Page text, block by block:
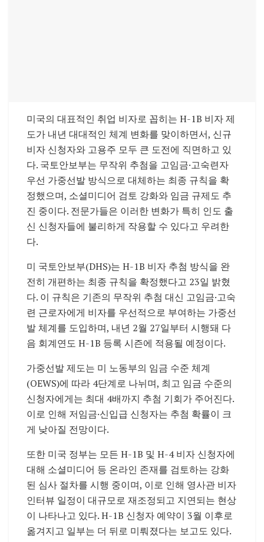
미국의 대표적인 취업 비자로 꼽히는 H-1B 비자 제
도가 내년 대대적인 체계 변화를 맞이하면서, 신규
비자 신청자와 고용주 모두 큰 도전에 직면하고 있
다. 국토안보부는 무작위 추첨을 고임금·고숙련자
우선 가중선발 방식으로 대체하는 최종 규칙을 확
정했으며, 소셜미디어 검토 강화와 임금 규제도 추
진 중이다. 전문가들은 이러한 변화가 특히 인도 출
신 신청자들에 불리하게 작용할 수 있다고 우려한
다.
미 국토안보부(DHS)는 H-1B 비자 추첨 방식을 완
전히 개편하는 최종 규칙을 확정했다고 23일 밝혔
다. 이 규칙은 기존의 무작위 추첨 대신 고임금·고숙
련 근로자에게 비자를 우선적으로 부여하는 가중선
발 체계를 도입하며, 내년 2월 27일부터 시행돼 다
음 회계연도 H-1B 등록 시즌에 적용될 예정이다.
가중선발 제도는 미 노동부의 임금 수준 체계
(OEWS)에 따라 4단계로 나뉘며, 최고 임금 수준의
신청자에게는 최대 4배까지 추첨 기회가 주어진다.
이로 인해 저임금·신입급 신청자는 추첨 확률이 크
게 낮아질 전망이다.
또한 미국 정부는 모든 H-1B 및 H-4 비자 신청자에
대해 소셜미디어 등 온라인 존재를 검토하는 강화
된 심사 절차를 시행 중이며, 이로 인해 영사관 비자
인터뷰 일정이 대규모로 재조정되고 지연되는 현상
이 나타나고 있다. H-1B 신청자 예약이 3월 이후로
옮겨지고 일부는 더 뒤로 미뤄졌다는 보고도 있다.